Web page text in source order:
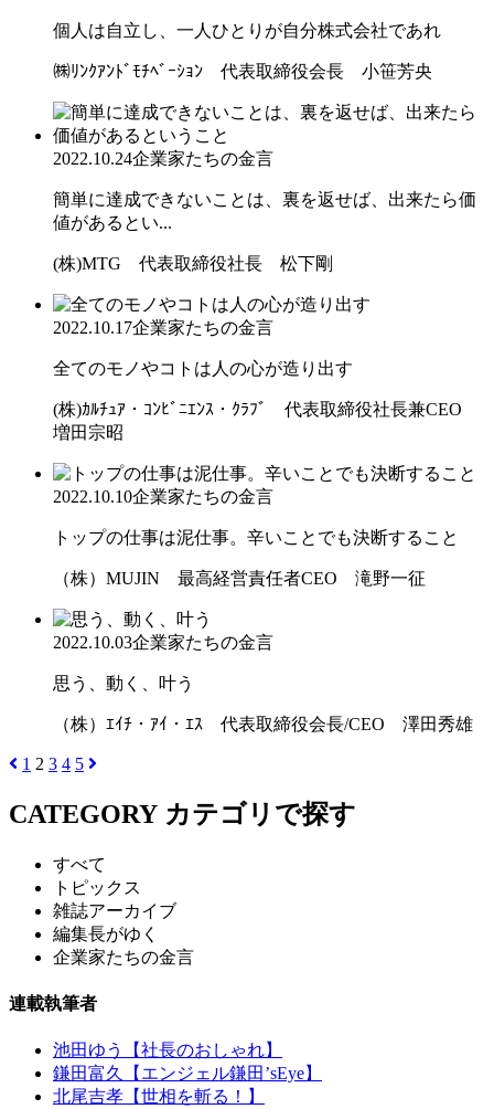
個人は自立し、一人ひとりが自分株式会社であれ
㈱ﾘﾝｸｱﾝﾄﾞﾓﾁﾍﾞｰｼｮﾝ 代表取締役会長 小笹芳央
2022.10.24企業家たちの金言
簡単に達成できないことは、裏を返せば、出来たら価
値があるとい...
(株)MTG 代表取締役社長 松下剛
2022.10.17企業家たちの金言
全てのモノやコトは人の心が造り出す
(株)ｶﾙﾁｭｱ・ｺﾝﾋﾞﾆｴﾝｽ・ｸﾗﾌﾞ 代表取締役社長兼CEO
増田宗昭
2022.10.10企業家たちの金言
トップの仕事は泥仕事。辛いことでも決断すること
（株）MUJIN 最高経営責任者CEO 滝野一征
2022.10.03企業家たちの金言
思う、動く、叶う
（株）ｴｲﾁ・ｱｲ・ｴｽ 代表取締役会長/CEO 澤田秀雄
1 2 3 4 5
CATEGORY カテゴリで探す
すべて
トピックス
雑誌アーカイブ
編集長がゆく
企業家たちの金言
連載執筆者
池田ゆう【社長のおしゃれ】
鎌田富久【エンジェル鎌田’sEye】
北尾吉孝【世相を斬る！】